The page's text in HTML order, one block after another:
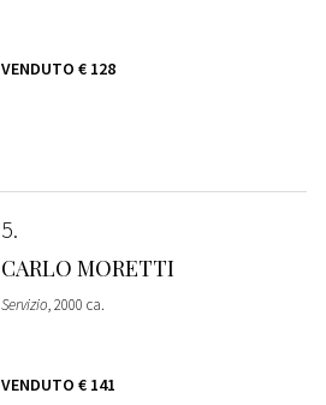
VENDUTO € 128
5
CARLO MORETTI
Servizio, 2000 ca.
VENDUTO € 141